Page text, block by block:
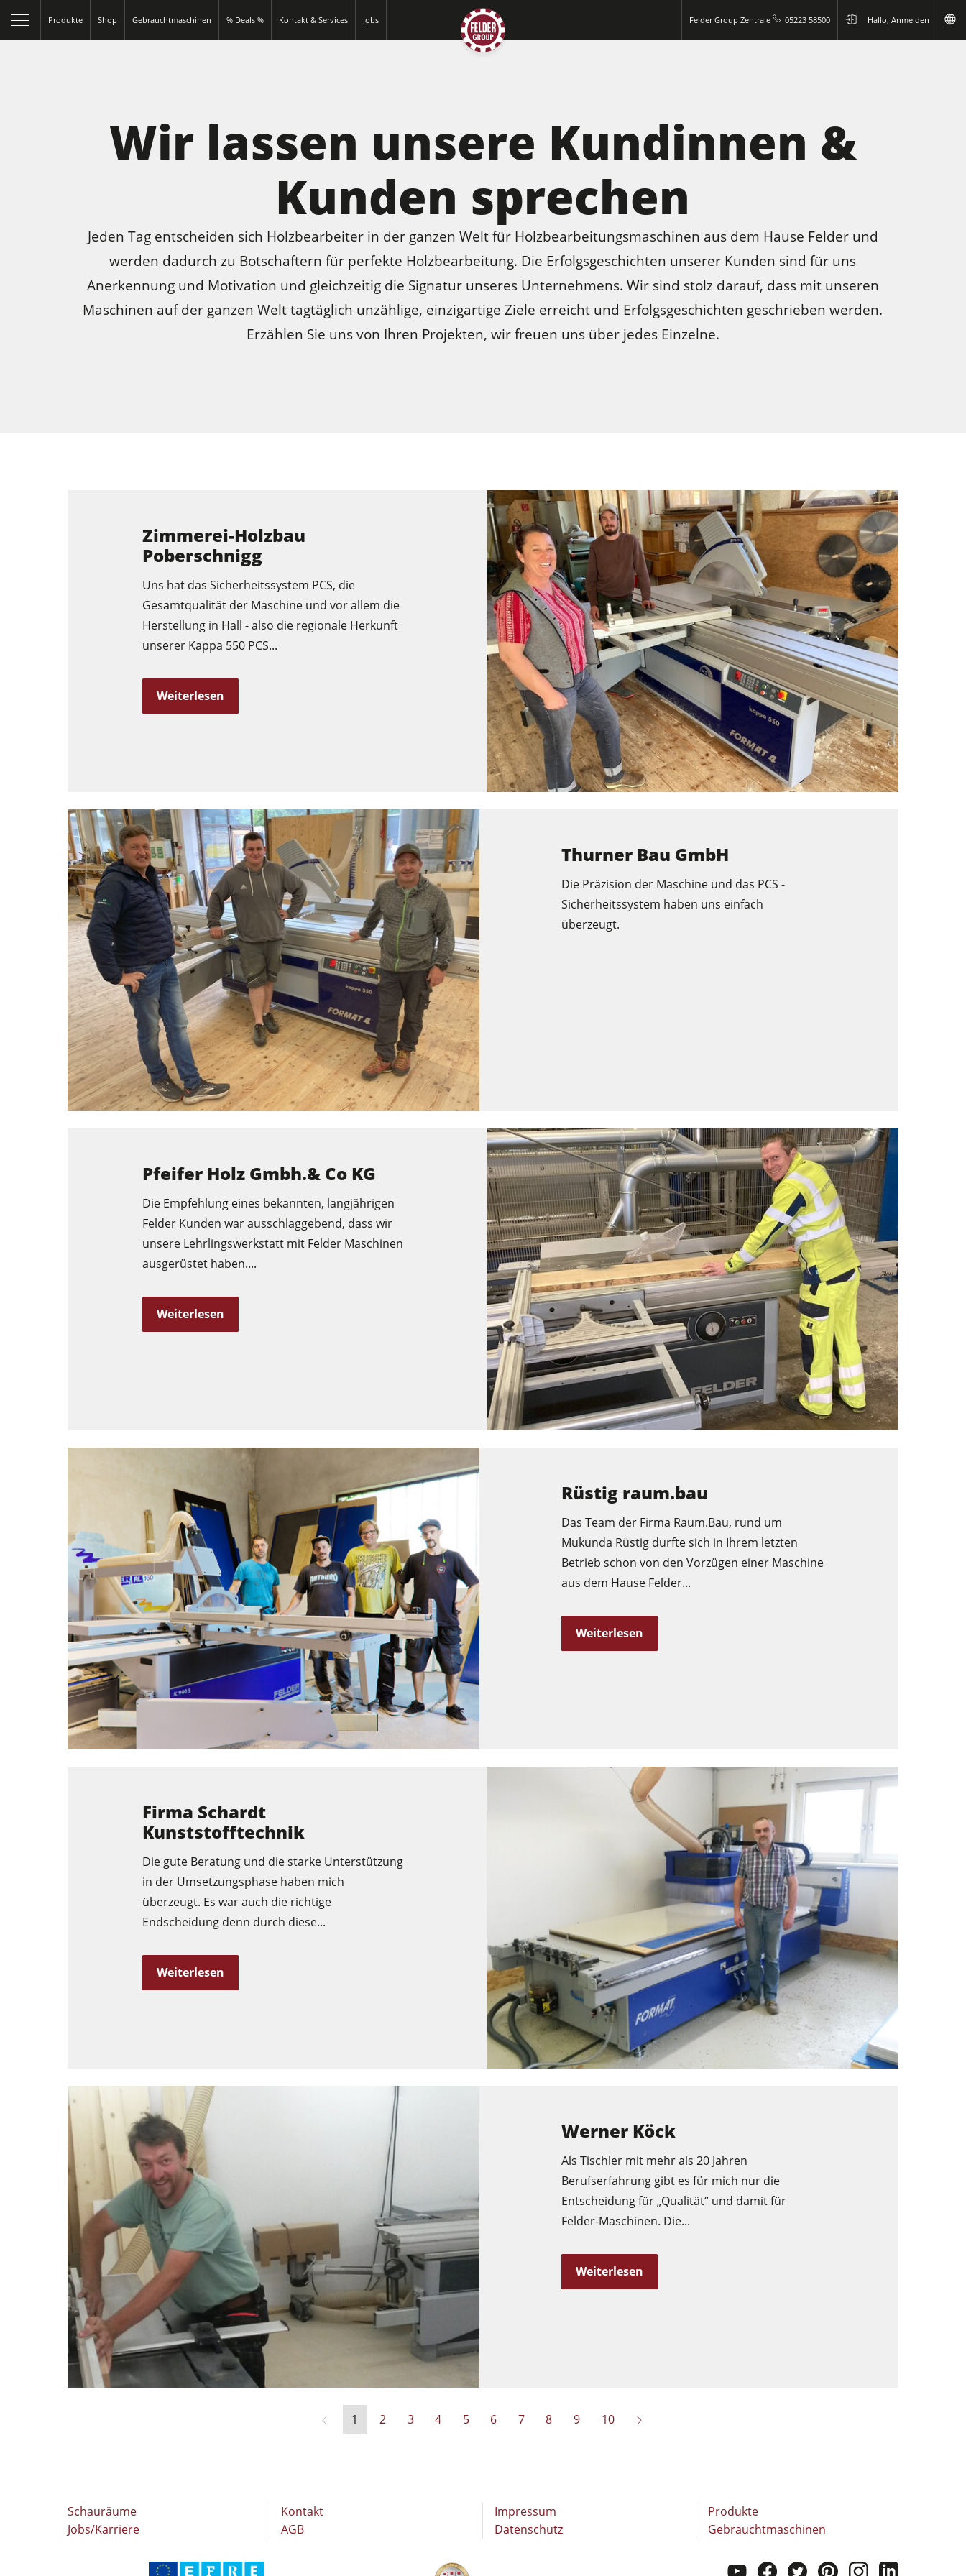
Produkte Shop Gebrauchtmaschinen % Deals % Kontakt & Services Jobs Felder Group Zentrale 05223 58500 Hallo, Anmelden
Langband- & Kantenschleifmaschinen
Bürst- und Bürstschleifmaschinen
Bohrmaschinen Druckbalkensägen & Plattenaufteilsägen
Brikettierpressen Heizplattenpressen & Vakuumpressen
Rohluftabsauggeräte Reinluftabsauggeräte & Entstauber
F4Solutions Software Automatisierung & Materialhandling
Wir lassen unsere Kundinnen &
Kunden sprechen
Jeden Tag entscheiden sich Holzbearbeiter in der ganzen Welt für Holzbearbeitungsmaschinen aus dem Hause Felder und
werden dadurch zu Botschaftern für perfekte Holzbearbeitung. Die Erfolgsgeschichten unserer Kunden sind für uns
Anerkennung und Motivation und gleichzeitig die Signatur unseres Unternehmens. Wir sind stolz darauf, dass mit unseren
Maschinen auf der ganzen Welt tagtäglich unzählige, einzigartige Ziele erreicht und Erfolgsgeschichten geschrieben werden.
Erzählen Sie uns von Ihren Projekten, wir freuen uns über jedes Einzelne.
Zimmerei-Holzbau
Poberschnigg
Uns hat das Sicherheitssystem PCS, die
Gesamtqualität der Maschine und vor allem die
Herstellung in Hall - also die regionale Herkunft
unserer Kappa 550 PCS...
Weiterlesen
Thurner Bau GmbH
Die Präzision der Maschine und das PCS -
Sicherheitssystem haben uns einfach
überzeugt.
Pfeifer Holz Gmbh.& Co KG
Die Empfehlung eines bekannten, langjährigen
Felder Kunden war ausschlaggebend, dass wir
unsere Lehrlingswerkstatt mit Felder Maschinen
ausgerüstet haben....
Weiterlesen
Rüstig raum.bau
Das Team der Firma Raum.Bau, rund um
Mukunda Rüstig durfte sich in Ihrem letzten
Betrieb schon von den Vorzügen einer Maschine
aus dem Hause Felder...
Weiterlesen
Firma Schardt
Kunststofftechnik
Die gute Beratung und die starke Unterstützung
in der Umsetzungsphase haben mich
überzeugt. Es war auch die richtige
Endscheidung denn durch diese...
Weiterlesen
Werner Köck
Als Tischler mit mehr als 20 Jahren
Berufserfahrung gibt es für mich nur die
Entscheidung für „Qualität“ und damit für
Felder-Maschinen. Die...
Weiterlesen
1 2 3 4 5 6 7 8 9 10
Schauräume
Jobs/Karriere
Kontakt
AGB
Impressum
Datenschutz
Produkte
Gebrauchtmaschinen